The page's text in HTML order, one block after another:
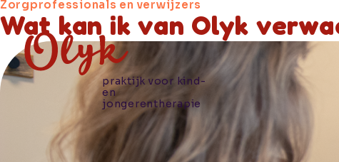
praktijk voor kind-
en
jongerentherapie
Hoe we je
Zorgprofessionals en verwijzers
Wat kan ik van Olyk